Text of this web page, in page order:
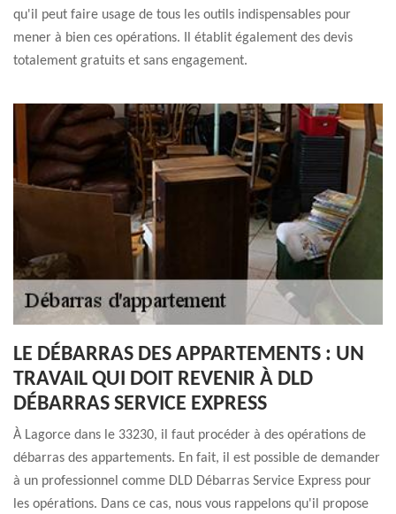
qu'il peut faire usage de tous les outils indispensables pour
mener à bien ces opérations. Il établit également des devis
totalement gratuits et sans engagement.
LE DÉBARRAS DES APPARTEMENTS : UN
TRAVAIL QUI DOIT REVENIR À DLD
DÉBARRAS SERVICE EXPRESS
À Lagorce dans le 33230, il faut procéder à des opérations de
débarras des appartements. En fait, il est possible de demander
à un professionnel comme DLD Débarras Service Express pour
les opérations. Dans ce cas, nous vous rappelons qu'il propose